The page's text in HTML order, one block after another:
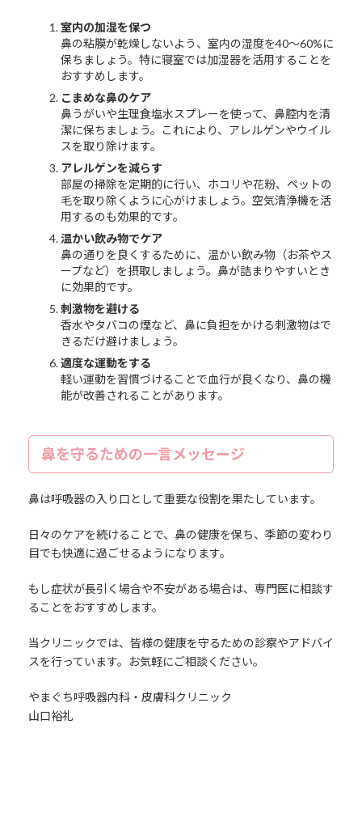
室内の加湿を保つ
鼻の粘膜が乾燥しないよう、室内の湿度を40～60%に
保ちましょう。特に寝室では加湿器を活用することを
おすすめします。
こまめな鼻のケア
鼻うがいや生理食塩水スプレーを使って、鼻腔内を清
潔に保ちましょう。これにより、アレルゲンやウイル
スを取り除けます。
アレルゲンを減らす
部屋の掃除を定期的に行い、ホコリや花粉、ペットの
毛を取り除くように心がけましょう。空気清浄機を活
用するのも効果的です。
温かい飲み物でケア
鼻の通りを良くするために、温かい飲み物（お茶やス
ープなど）を摂取しましょう。鼻が詰まりやすいとき
に効果的です。
刺激物を避ける
香水やタバコの煙など、鼻に負担をかける刺激物はで
きるだけ避けましょう。
適度な運動をする
軽い運動を習慣づけることで血行が良くなり、鼻の機
能が改善されることがあります。
鼻を守るための一言メッセージ
鼻は呼吸器の入り口として重要な役割を果たしています。
日々のケアを続けることで、鼻の健康を保ち、季節の変わり
目でも快適に過ごせるようになります。
もし症状が長引く場合や不安がある場合は、専門医に相談す
ることをおすすめします。
当クリニックでは、皆様の健康を守るための診察やアドバイ
スを行っています。お気軽にご相談ください。
やまぐち呼吸器内科・皮膚科クリニック
山口裕礼